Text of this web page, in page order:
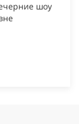
шоу